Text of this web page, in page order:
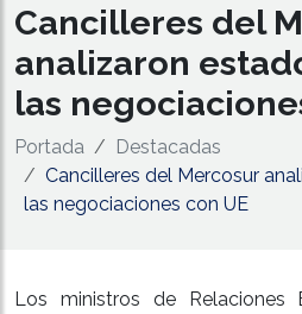
Cancilleres del
analizaron
las
Portada
Destacadas
Cancilleres del Mercosur
las negociaciones con UE
Los ministros de Relaciones